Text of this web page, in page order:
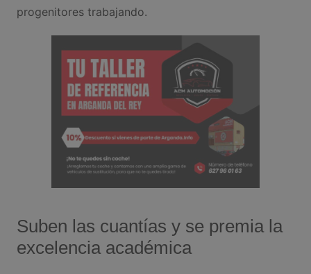
progenitores trabajando.
Suben las cuantías y se premia la
excelencia académica